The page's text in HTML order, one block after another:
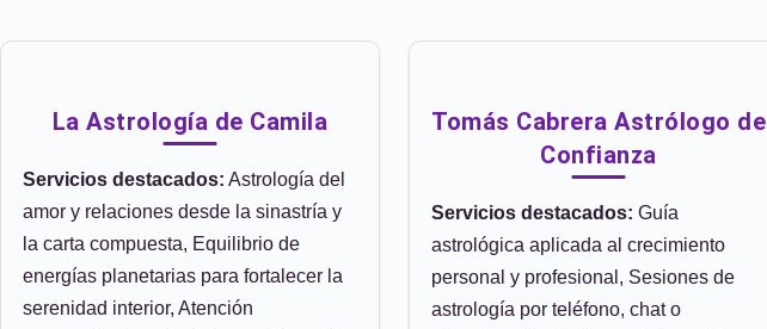
La Astrología de Camila
Servicios destacados: Astrología del
amor y relaciones desde la sinastría y
la carta compuesta, Equilibrio de
energías planetarias para fortalecer la
serenidad interior, Atención
Tomás Cabrera Astrólogo de
Confianza
Servicios destacados: Guía
astrológica aplicada al crecimiento
personal y profesional, Sesiones de
astrología por teléfono, chat o